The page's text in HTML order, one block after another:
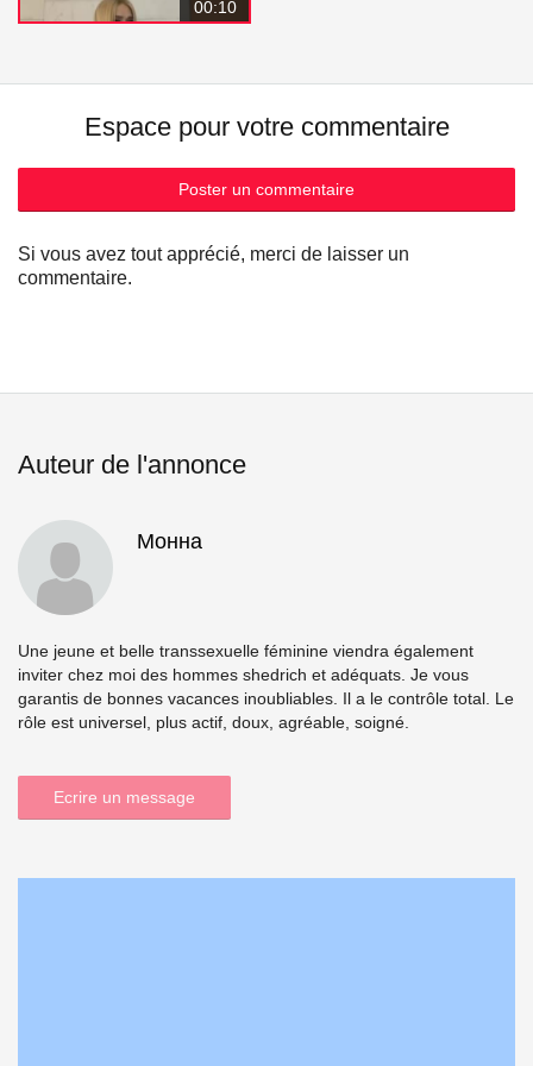
00:10
Espace pour votre commentaire
Poster un commentaire
Si vous avez tout apprécié, merci de laisser un
commentaire.
Auteur de l'annonce
Монна
Une jeune et belle transsexuelle féminine viendra également
inviter chez moi des hommes shedrich et adéquats. Je vous
garantis de bonnes vacances inoubliables. Il a le contrôle total. Le
rôle est universel, plus actif, doux, agréable, soigné.
Ecrire un message